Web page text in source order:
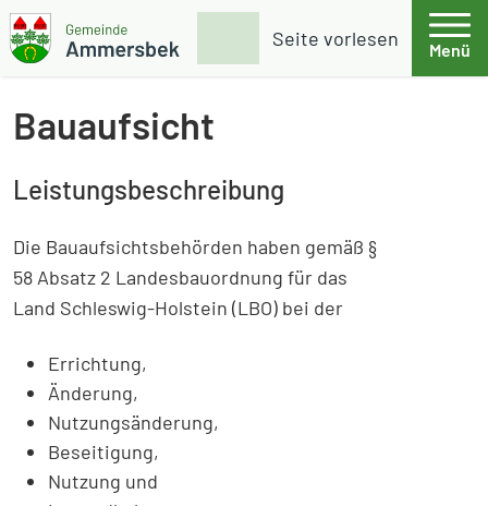
Weiter zum Inhalt
Skip to footer
Seite vorlesen
Suche
Menü
Bauaufsicht
Leistungsbeschreibung
Die Bauaufsichtsbehörden haben gemäß §
58 Absatz 2 Landesbauordnung für das
Land Schleswig-Holstein (LBO) bei der
Errichtung,
Änderung,
Nutzungsänderung,
Beseitigung,
Nutzung und